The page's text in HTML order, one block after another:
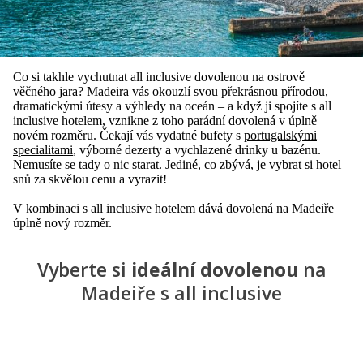
Co si takhle vychutnat all inclusive dovolenou na ostrově
věčného jara? Madeira vás okouzlí svou překrásnou přírodou,
dramatickými útesy a výhledy na oceán – a když ji spojíte s all
inclusive hotelem, vznikne z toho parádní dovolená v úplně
novém rozměru. Čekají vás vydatné bufety s portugalskými
specialitami, výborné dezerty a vychlazené drinky u bazénu.
Nemusíte se tady o nic starat. Jediné, co zbývá, je vybrat si hotel
snů za skvělou cenu a vyrazit!
V kombinaci s all inclusive hotelem dává dovolená na Madeiře
úplně nový rozměr.
Vyberte si ideální dovolenou na
Madeiře s all inclusive